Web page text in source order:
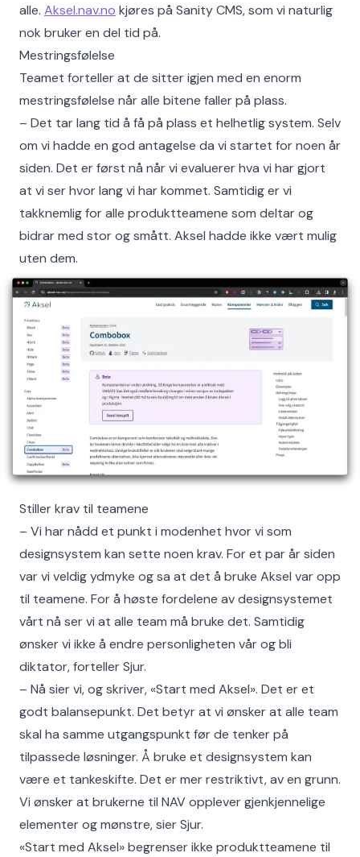
alle. Aksel.nav.no kjøres på Sanity CMS, som vi naturlig
nok bruker en del tid på.
Mestringsfølelse
Teamet forteller at de sitter igjen med en enorm
mestringsfølelse når alle bitene faller på plass.
– Det tar lang tid å få på plass et helhetlig system. Selv
om vi hadde en god antagelse da vi startet for noen år
siden. Det er først nå når vi evaluerer hva vi har gjort
at vi ser hvor lang vi har kommet. Samtidig er vi
takknemlig for alle produktteamene som deltar og
bidrar med stor og smått. Aksel hadde ikke vært mulig
uten dem.
Stiller krav til teamene
– Vi har nådd et punkt i modenhet hvor vi som
designsystem kan sette noen krav. For et par år siden
var vi veldig ydmyke og sa at det å bruke Aksel var opp
til teamene. For å høste fordelene av designsystemet
vårt nå ser vi at alle team må bruke det. Samtidig
ønsker vi ikke å endre personligheten vår og bli
diktator, forteller Sjur.
– Nå sier vi, og skriver, «Start med Aksel». Det er et
godt balansepunkt. Det betyr at vi ønsker at alle team
skal ha samme utgangspunkt før de tenker på
tilpassede løsninger. Å bruke et designsystem kan
være et tankeskifte. Det er mer restriktivt, av en grunn.
Vi ønsker at brukerne til NAV opplever gjenkjennelige
elementer og mønstre, sier Sjur.
«Start med Aksel» begrenser ikke produktteamene til